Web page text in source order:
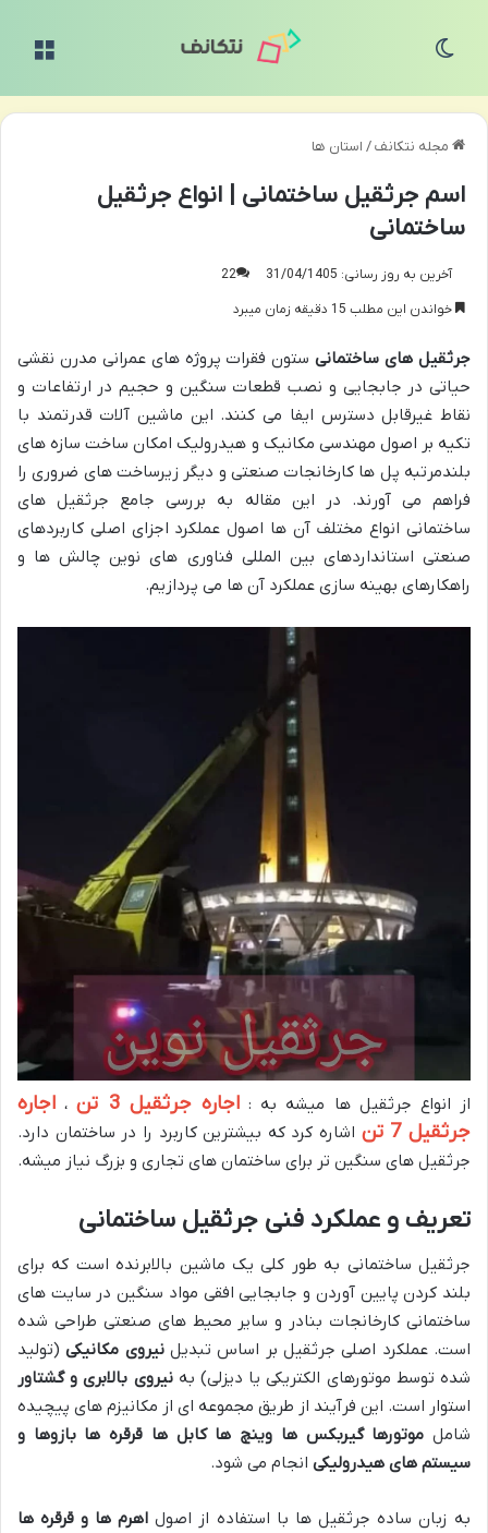
مجله نتکانف/ استان ها
اسم جرثقیل ساختمانی | انواع جرثقیل
ساختمانی
آخرین به روز رسانی: 31/04/1405
22
خواندن این مطلب 15 دقیقه زمان میبرد
جرثقیل های ساختمانیستون فقرات پروژه های عمرانی مدرن نقشی
حیاتی در جابجایی و نصب قطعات سنگین و حجیم در ارتفاعات و
نقاط غیرقابل دسترس ایفا می کنند. این ماشین آلات قدرتمند با
تکیه بر اصول مهندسی مکانیک و هیدرولیک امکان ساخت سازه های
بلندمرتبه پل ها کارخانجات صنعتی و دیگر زیرساخت های ضروری را
فراهم می آورند. در این مقاله به بررسی جامع جرثقیل های
ساختمانی انواع مختلف آن ها اصول عملکرد اجزای اصلی کاربردهای
صنعتی استانداردهای بین المللی فناوری های نوین چالش ها و
راهکارهای بهینه سازی عملکرد آن ها می پردازیم.
از انواع جرثقیل ها میشه به :اجاره جرثقیل 3 تن ، اجاره
جرثقیل 7 تن
اشاره کرد که بیشترین کاربرد را در ساختمان دارد.
جرثقیل های سنگین تر برای ساختمان های تجاری و بزرگ نیاز میشه.
تعریف و عملکرد فنی جرثقیل ساختمانی
جرثقیل ساختمانی به طور کلی یک ماشین بالابرنده است که برای
بلند کردن پایین آوردن و جابجایی افقی مواد سنگین در سایت های
ساختمانی کارخانجات بنادر و سایر محیط های صنعتی طراحی شده
است. عملکرد اصلی جرثقیل بر اساس تبدیلنیروی مکانیکی(تولید
شده توسط موتورهای الکتریکی یا دیزلی) بهنیروی بالابری و گشتاور
استوار است. این فرآیند از طریق مجموعه ای از مکانیزم های پیچیده
شامل موتورها گیربکس ها وینچ ها کابل ها قرقره ها بازوها و
سیستم های هیدرولیکی انجام می شود.
به زبان ساده جرثقیل ها با استفاده از اصول اهرم ها و قرقره ها